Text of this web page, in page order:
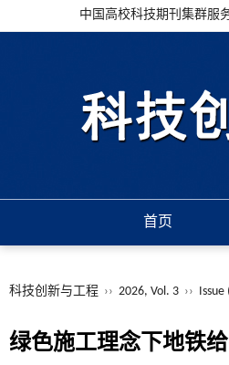
中国高校科技期刊集群服
首页
科技创新与工程 ›› 2026, Vol. 3 ›› Issue
绿色施工理念下地铁